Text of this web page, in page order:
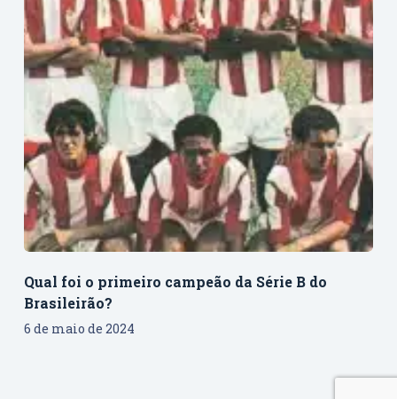
Qual foi o primeiro campeão da Série B do
Brasileirão?
6 de maio de 2024